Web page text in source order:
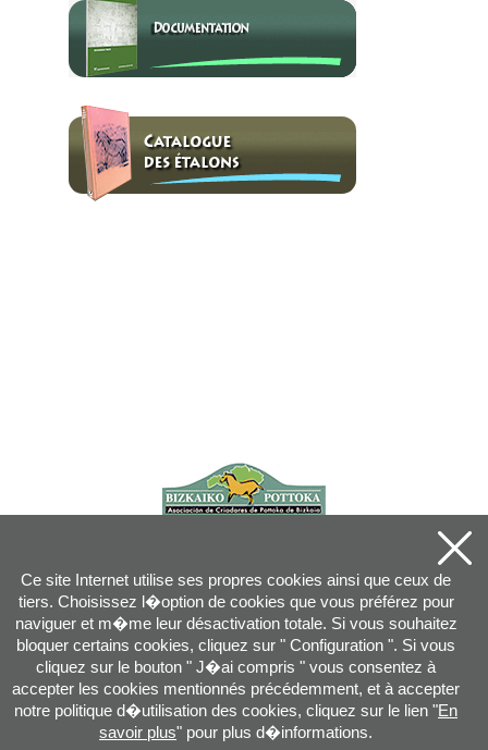
Ce site Internet utilise ses propres cookies ainsi que ceux de
tiers. Choisissez l�option de cookies que vous préférez pour
naviguer et m�me leur désactivation totale. Si vous souhaitez
bloquer certains cookies, cliquez sur " Configuration ". Si vous
cliquez sur le bouton " J�ai compris " vous consentez à
accepter les cookies mentionnés précédemment, et à accepter
notre politique d�utilisation des cookies, cliquez sur le lien "En
savoir plus" pour plus d�informations.